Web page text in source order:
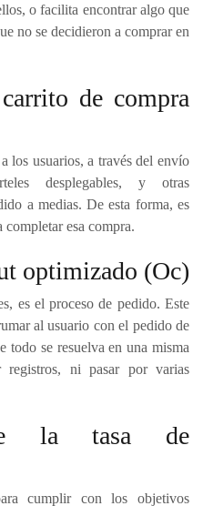
o facilita encontrar algo que
no se decidieron a comprar en
de compra
los usuarios, a través del envío
desplegables, y otras
a medias. De esta forma, es
completar esa compra.
optimizado (Oc)
es el proceso de pedido. Este
al usuario con el pedido de
todo se resuelva en una misma
registros, ni pasar por varias
la tasa de
cumplir con los objetivos